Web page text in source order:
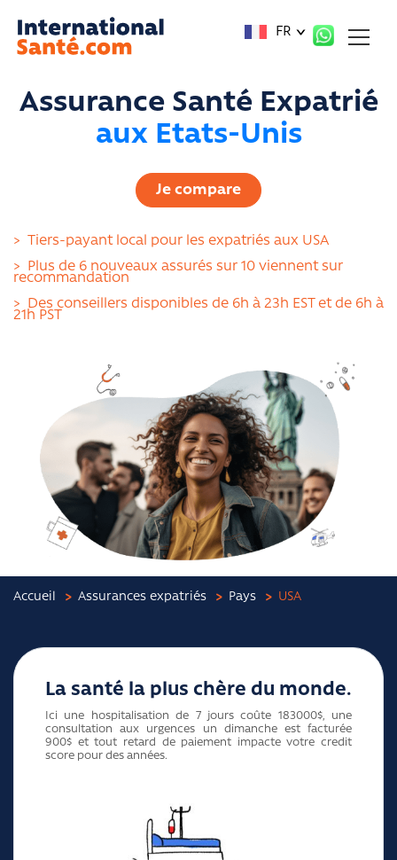
FR
Assurance Santé Expatrié
aux Etats-Unis
Je compare
> Tiers-payant local pour les expatriés aux USA
>
Plus de 6 nouveaux assurés sur 10 viennent sur
recommandation
>
Des conseillers disponibles de 6h à 23h EST et de 6h à
21h PST
Accueil Assurances expatriés Pays USA
La santé la plus chère du monde.
Ici une hospitalisation de 7 jours coûte 183000$, une
consultation aux urgences un dimanche est facturée
900$ et tout retard de paiement impacte votre credit
score pour des années.